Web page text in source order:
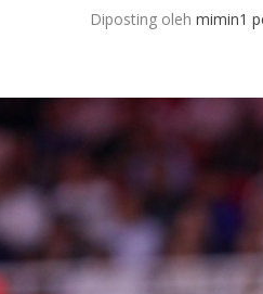
Diposting olehmimin1